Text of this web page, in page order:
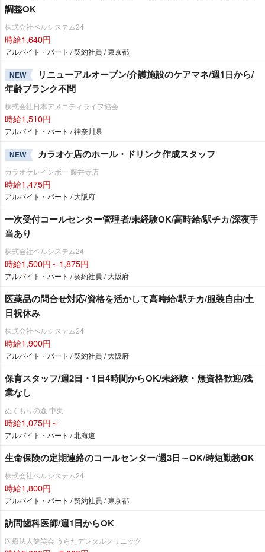
調整OK
株式会社ベルシステム24
時給1,640円
アルバイト・パート / 契約社員 / 東京都
NEW
リニューアルオープン/介護施設のケアマネ/週1日から/
年齢ブランク不問
株式会社日本アメニティライフ協会
時給1,510円
アルバイト・パート / 神奈川県
NEW カラオケ店のホール・ドリンク作成スタッフ
カラオケレインボー 藤井寺店
時給1,475円
アルバイト・パート / 大阪府
一次受付コールセンター管理者/未経験OK/高時給/駅チカ/深夜手
当あり
株式会社ベルシステム24
時給1,500円～1,875円
アルバイト・パート / 契約社員 / 大阪府
医薬品の問合せ対応/資格を活かして高時給/駅チカ/服装自由/土
日祝休み
株式会社ベルシステム24
時給1,900円
アルバイト・パート / 契約社員 / 大阪府
保育スタッフ/週2日・1日4時間からOK/未経験・無資格歓迎/残
業なし
ぬくもりの森 中央
時給1,075円～
アルバイト・パート / 北海道
生命保険の定期連絡のコールセンター/週3日～OK/時短勤務OK
株式会社ベルシステム24
時給1,800円
アルバイト・パート / 契約社員 / 東京都
訪問歯科医師/週1日からOK
医療法人健笑会 うらたデンタルクリニック